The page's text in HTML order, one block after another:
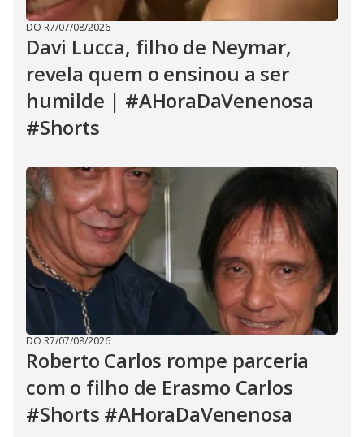
DO R7/07/08/2026
Davi Lucca, filho de Neymar,
revela quem o ensinou a ser
humilde | #AHoraDaVenenosa
#Shorts
DO R7/07/08/2026
Roberto Carlos rompe parceria
com o filho de Erasmo Carlos
#Shorts #AHoraDaVenenosa